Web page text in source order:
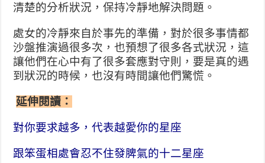
清楚的分析狀況，保持冷靜地解決問題。
處女的冷靜來自於事先的準備，對於很多事情都
沙盤推演過很多次，也預想了很多各式狀況，這
讓他們在心中有了很多套應對守則，要是真的遇
到狀況的時候，也沒有時間讓他們驚慌。
延伸閱讀：
對你要求越多，代表越愛你的星座
跟笨蛋相處會忍不住發脾氣的十二星座